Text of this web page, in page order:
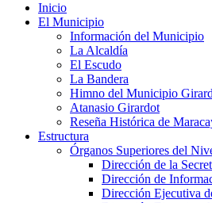
Inicio
El Municipio
Información del Municipio
La Alcaldía
El Escudo
La Bandera
Himno del Municipio
Atanasio Girardot
Reseña Histórica de
Estructura
Órganos Superiores del
Dirección de la
Dirección de
Dirección Ejecutiva